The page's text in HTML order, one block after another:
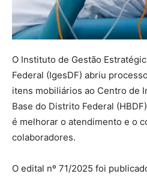
O Instituto de Gestão
Federal (IgesDF) abriu
itens mobiliários ao Centro de
Base do Distrito Federal
é melhorar o atendimento e o
colaboradores.
O edital nº 71/2025 foi